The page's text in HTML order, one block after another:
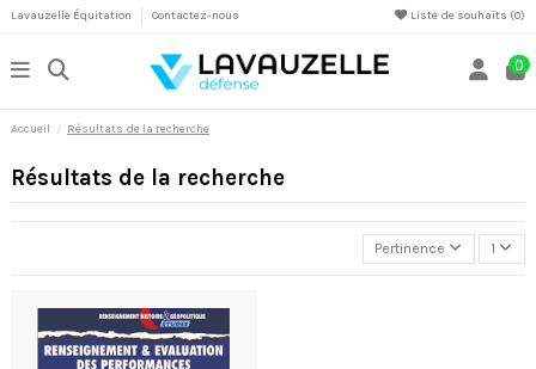
Lavauzelle Équitation Contactez-nous Liste de souhaits (0)
0
Accueil Résultats de la recherche
Résultats de la recherche
Pertinence 1